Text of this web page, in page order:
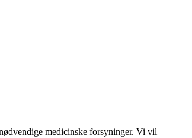
medicinske forsyninger. Vi vil